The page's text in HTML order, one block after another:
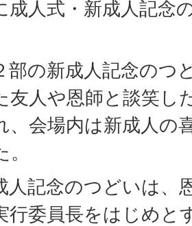
成人式・新成人記念
の新成人記念のつ
友人や恩師と談笑し
、会場内は新成人の
記念のつどいは、
行委員長をはじめと